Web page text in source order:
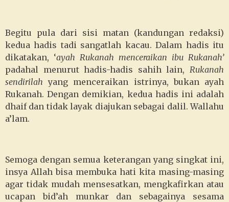
Begitu pula dari sisi matan (kandungan redaksi)
kedua hadis tadi sangatlah kacau. Dalam hadis itu
dikatakan, ‘ayah Rukanah menceraikan ibu Rukanah’
padahal menurut hadis-hadis sahih lain, Rukanah
sendirilah yang menceraikan istrinya, bukan ayah
Rukanah. Dengan demikian, kedua hadis ini adalah
dhaif dan tidak layak diajukan sebagai dalil. Wallahu
a’lam.
Semoga dengan semua keterangan yang singkat ini,
insya Allah bisa membuka hati kita masing-masing
agar tidak mudah mensesatkan, mengkafirkan atau
ucapan bid’ah munkar dan sebagainya sesama